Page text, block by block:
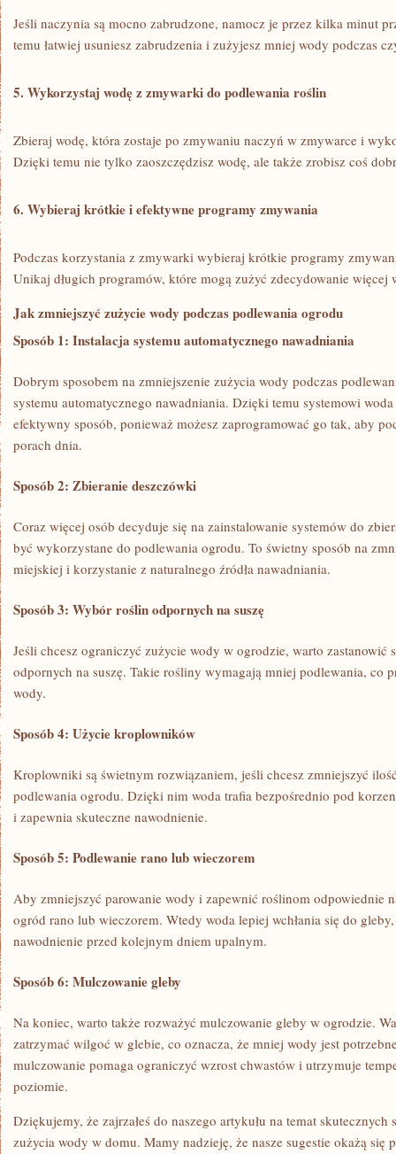
Jeśli naczynia są mocno ⁣zabrudzone, namocz je przez kilka minut
temu łatwiej usuniesz ⁤zabrudzenia i zużyjesz mniej ⁢wody podczas
5. Wykorzystaj wodę z zmywarki do podlewania roślin
Zbieraj wodę, która zostaje po zmywaniu naczyń ⁤w zmywarce i
Dzięki temu nie tylko ⁤zaoszczędzisz wodę, ale także zrobisz​ coś
6. Wybieraj krótkie i efektywne programy zmywania
Podczas korzystania z zmywarki wybieraj krótkie programy
Unikaj długich programów, które mogą zużyć zdecydowanie więcej
Jak zmniejszyć zużycie wody podczas ‍podlewania ogrodu
Sposób 1: Instalacja systemu‍ automatycznego nawadniania
Dobrym ‍sposobem na zmniejszenie zużycia wody podczas
systemu automatycznego nawadniania. Dzięki temu systemowi
efektywny⁢ sposób, ponieważ możesz zaprogramować go tak, ‍aby
porach dnia.
Sposób 2: Zbieranie deszczówki
Coraz więcej⁣ osób decyduje się na zainstalowanie systemów do
‌być wykorzystane do podlewania ogrodu. To świetny sposób na
miejskiej i korzystanie z ⁣naturalnego źródła nawadniania.
Sposób 3: Wybór roślin odpornych ⁣na suszę
Jeśli chcesz ograniczyć zużycie wody w ogrodzie, warto zastanowić
odpornych na suszę. Takie rośliny wymagają mniej podlewania, co
wody.
Sposób 4: Użycie kroplowników
Kroplowniki są świetnym rozwiązaniem, jeśli ⁢chcesz zmniejszyć
podlewania ogrodu. Dzięki nim⁤ woda trafia bezpośrednio pod
i zapewnia skuteczne nawodnienie.
Sposób 5: Podlewanie rano lub wieczorem
Aby zmniejszyć parowanie wody i zapewnić roślinom odpowiednie⁢
ogród rano ⁤lub wieczorem. Wtedy woda lepiej wchłania się ​do
nawodnienie przed kolejnym dniem upalnym.
Sposób 6: Mulczowanie gleby
Na koniec, warto także rozważyć mulczowanie gleby w ogrodzie.
zatrzymać wilgoć w⁤ glebie, co oznacza, że mniej wody jest
mulczowanie pomaga ograniczyć wzrost chwastów i utrzymuje
poziomie.
Dziękujemy, że ‌zajrzałeś do naszego artykułu na temat
zużycia wody w domu. Mamy nadzieję, że nasze sugestie okażą się